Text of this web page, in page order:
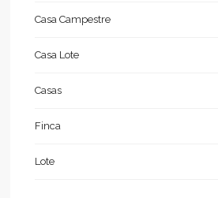
Casa Campestre
Casa Lote
Casas
Finca
Lote